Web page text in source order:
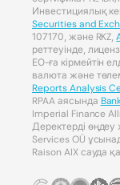
Инвестициялық
Securities and
107170, және RKZ,
реттеуінде,
ЕО-ға кірмейтін
валюта және
Reports Analysis
RPAA аясында
Imperial Finance
Деректерді өңдеу
Services OÜ
Raison AIX сауда